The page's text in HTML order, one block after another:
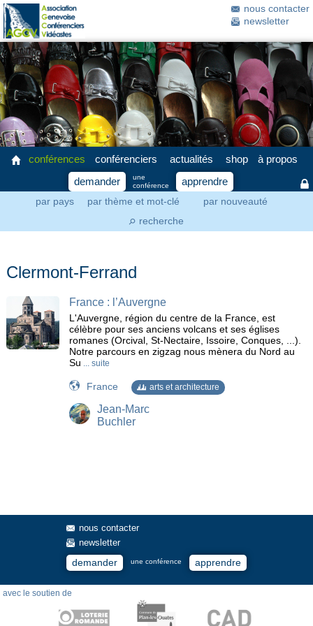
nous contacter
newsletter
conférences
par pays par thème et mot-clé par nouveauté
⚲ recherche
conférenciers actualités shop
à propos
demander
une
conférence
apprendre
Clermont-Ferrand
France : l’Auvergne
L'Auvergne, région du centre de la France, est
célèbre pour ses anciens volcans et ses églises
romanes (Orcival, St-Nectaire, Issoire, Conques, ...).
Notre parcours en zigzag nous mènera du Nord au
Su ... suite
France arts et architecture
Jean-Marc
Buchler
nous contacter
newsletter
demander une conférence apprendre
avec le soutien de